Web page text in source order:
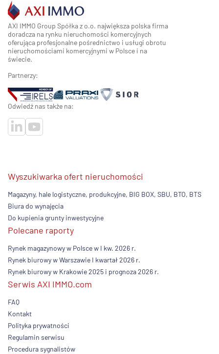
AXI IMMO Group Spółka z o.o. największa polska firma
doradcza na rynku nieruchomości komercyjnych
oferująca profesjonalne pośrednictwo i usługi obrotu
nieruchomościami komercyjnymi w Polsce i na
świecie.
Partnerzy:
Odwiedź nas także na:
Wyszukiwarka ofert nieruchomości
Magazyny, hale logistyczne, produkcyjne, BIG BOX, SBU, BTO, BTS
Biura do wynajęcia
Do kupienia grunty inwestycyjne
Polecane raporty
Rynek magazynowy w Polsce w I kw. 2026 r.
Rynek biurowy w Warszawie I kwartał 2026 r.
Rynek biurowy w Krakowie 2025 i prognoza 2026 r.
Serwis AXI IMMO.com
FAQ
Kontakt
Polityka prywatności
Regulamin serwisu
Procedura sygnalistów